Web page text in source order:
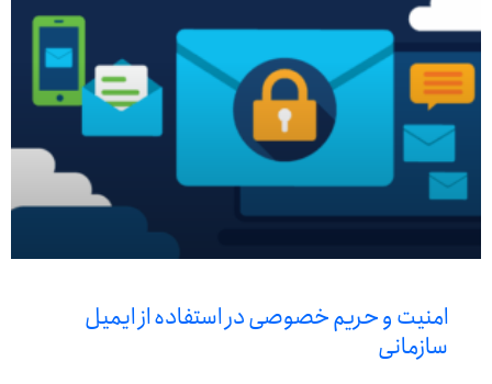
امنیت و حریم خصوصی در استفاده از ایمیل
سازمانی